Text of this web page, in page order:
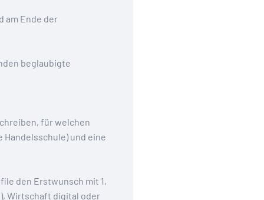
am Ende der
beglaubigte
für welchen
und eine
den Erstwunsch mit 1,
Wirtschaft digital oder